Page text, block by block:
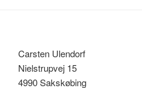
Carsten Ulendorf
Nielstrupvej 15
4990 Sakskøbing